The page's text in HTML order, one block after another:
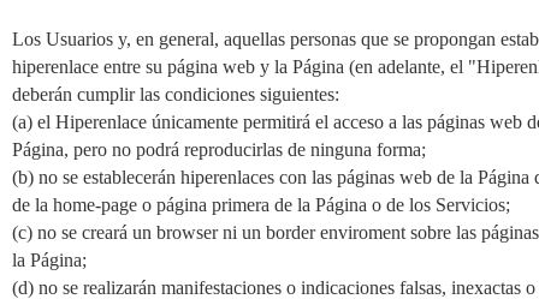
Los Usuarios y, en general, aquellas personas que se propongan
hiperenlace entre su página web y la Página (en adelante, el
deberán cumplir las condiciones siguientes:
(a) el Hiperenlace únicamente permitirá el acceso a las páginas web
Página, pero no podrá reproducirlas de ninguna forma;
(b) no se establecerán hiperenlaces con las páginas web de la Página
de la home-page o página primera de la Página o de los Servicios;
(c) no se creará un browser ni un border enviroment sobre las
la Página;
(d) no se realizarán manifestaciones o indicaciones falsas, inexactas o